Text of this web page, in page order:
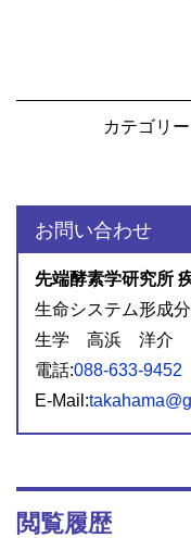
カテゴリー
お問い合わせ
先端酵素学研究所
生命システム形成
生学 高浜 洋介
電話:088-633-9452
E-Mail:
閲覧履歴